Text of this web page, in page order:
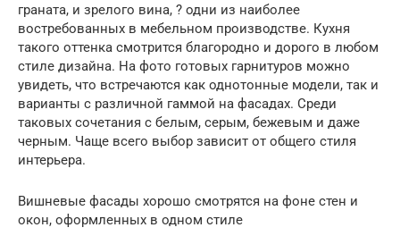
граната, и зрелого вина, ? одни из наиболее
востребованных в мебельном производстве. Кухня
такого оттенка смотрится благородно и дорого в любом
стиле дизайна. На фото готовых гарнитуров можно
увидеть, что встречаются как однотонные модели, так и
варианты с различной гаммой на фасадах. Среди
таковых сочетания с белым, серым, бежевым и даже
черным. Чаще всего выбор зависит от общего стиля
интерьера.
Вишневые фасады хорошо смотрятся на фоне стен и
окон, оформленных в одном стиле